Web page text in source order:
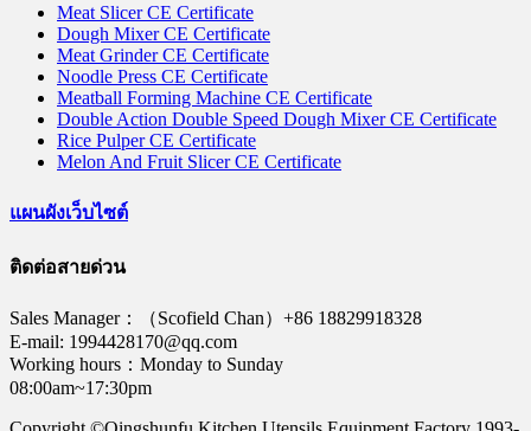
Meat Slicer CE Certificate
Dough Mixer CE Certificate
Meat Grinder CE Certificate
Noodle Press CE Certificate
Meatball Forming Machine CE Certificate
Double Action Double Speed Dough Mixer CE Certificate
Rice Pulper CE Certificate
Melon And Fruit Slicer CE Certificate
แผนผังเว็บไซต์
ติดต่อสายด่วน
Sales Manager：（Scofield Chan）+86 18829918328
E-mail: 1994428170@qq.com
Working hours：Monday to Sunday
08:00am~17:30pm